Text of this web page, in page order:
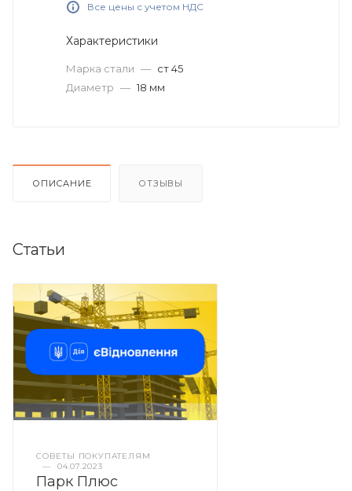
Все цены с учетом НДС
Характеристики
Марка стали — ст 45
Диаметр — 18 мм
ОПИСАНИЕ ОТЗЫВЫ
Статьи
СОВЕТЫ ПОКУПАТЕЛЯМ
—
04.07.2023
Парк Плюс